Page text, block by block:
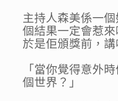
主持人森美係一
個結果一定會惹
於是佢頒獎前，講
「當你覺得意外
個世界？」